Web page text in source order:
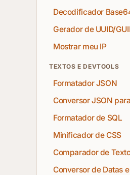
Decodificador
Gerador de UUID/
Mostrar meu IP
TEXTOS E DEVTOOLS
Formatador JSON
Conversor JSON
Formatador de SQL
Minificador de CSS
Comparador de
Conversor de Datas